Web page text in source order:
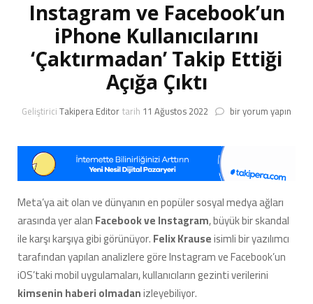
Instagram ve Facebook’un
iPhone Kullanıcılarını
‘Çaktırmadan’ Takip Ettiği
Açığa Çıktı
GeliştiriciTakipera Editortarih 11 Ağustos 2022 Instagram
Kullanıcılarını
‘Çaktırmadan’
Takip
Ettiği
Açığa
Çıktı
için
bir yorum yapın
Meta’ya ait olan ve dünyanın en popüler sosyal medya ağları
arasında yer alanFacebook ve Instagram, büyük bir skandal
ile karşı karşıya gibi görünüyor.Felix Krauseisimli bir yazılımcı
tarafından yapılan analizlere göre Instagram ve Facebook’un
iOS’taki mobil uygulamaları, kullanıcıların gezinti verilerini
kimseninhaberi olmadanizleyebiliyor.